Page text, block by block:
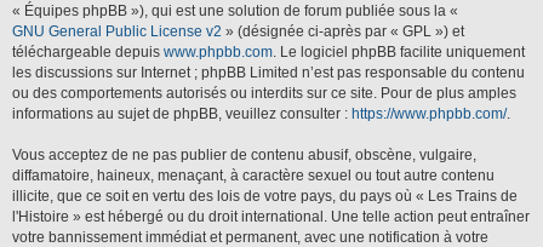
« Équipes phpBB »), qui est une solution de forum publiée sous la «
GNU General Public License v2 » (désignée ci-après par « GPL ») et
téléchargeable depuis www.phpbb.com. Le logiciel phpBB facilite uniquement
les discussions sur Internet ; phpBB Limited n’est pas responsable du contenu
ou des comportements autorisés ou interdits sur ce site. Pour de plus amples
informations au sujet de phpBB, veuillez consulter : https://www.phpbb.com/.
Vous acceptez de ne pas publier de contenu abusif, obscène, vulgaire,
diffamatoire, haineux, menaçant, à caractère sexuel ou tout autre contenu
illicite, que ce soit en vertu des lois de votre pays, du pays où « Les Trains de
l'Histoire » est hébergé ou du droit international. Une telle action peut entraîner
votre bannissement immédiat et permanent, avec une notification à votre